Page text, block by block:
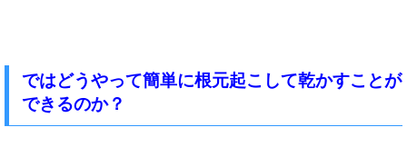
ではどうやって簡単に根元起こして乾かすことが
できるのか？